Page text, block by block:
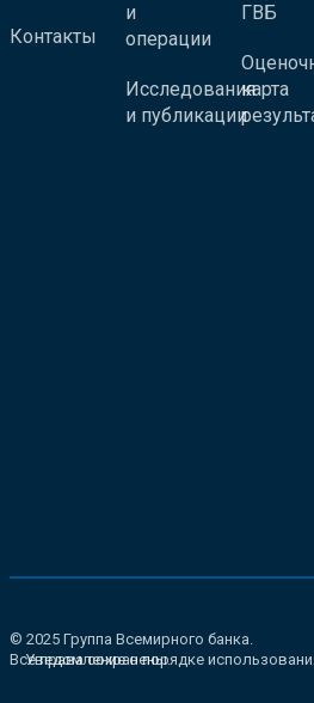
Контакты
и
операции
Исследования
и публикации
ГВБ
карта
© 2025 Группа Всемирного банка.
Все права сохранены.
Уведомление о порядке